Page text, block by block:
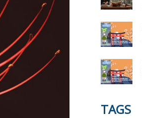
TAGS